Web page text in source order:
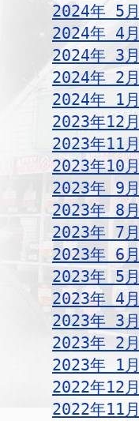
2024年 5月
2024年 4月
2024年 3月
2024年 2月
2024年 1月
2023年12月
2023年11月
2023年10月
2023年 9月
2023年 8月
2023年 7月
2023年 6月
2023年 5月
2023年 4月
2023年 3月
2023年 2月
2023年 1月
2022年12月
2022年11月